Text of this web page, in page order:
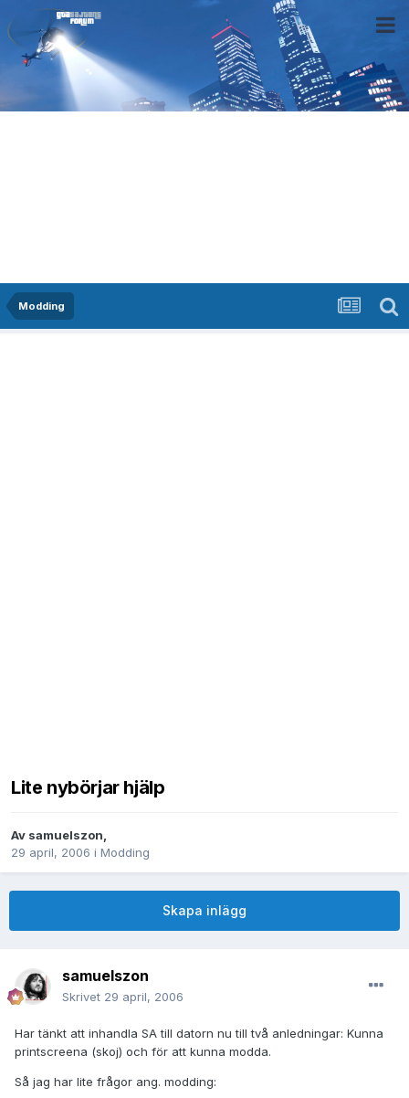
Modding
Lite nybörjar hjälp
Av samuelszon,
29 april, 2006 i Modding
Skapa inlägg
samuelszon
Skrivet 29 april, 2006
Har tänkt att inhandla SA till datorn nu till två anledningar: Kunna
printscreena (skoj) och för att kunna modda.
Så jag har lite frågor ang. modding: